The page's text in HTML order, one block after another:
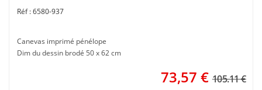
6580-937
Canevas imprimé pénélope
Dim du dessin brodé 50 x 62 cm
73,57 € 105.11 €